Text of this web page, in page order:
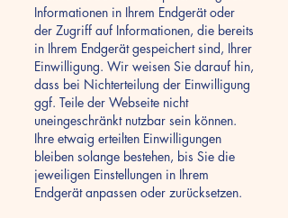
Informationen in Ihrem Endgerät oder
der Zugriff auf Informationen, die bereits
in Ihrem Endgerät gespeichert sind, Ihrer
Einwilligung. Wir weisen Sie darauf hin,
dass bei Nichterteilung der Einwilligung
ggf. Teile der Webseite nicht
uneingeschränkt nutzbar sein können.
Ihre etwaig erteilten Einwilligungen
bleiben solange bestehen, bis Sie die
jeweiligen Einstellungen in Ihrem
Endgerät anpassen oder zurücksetzen.